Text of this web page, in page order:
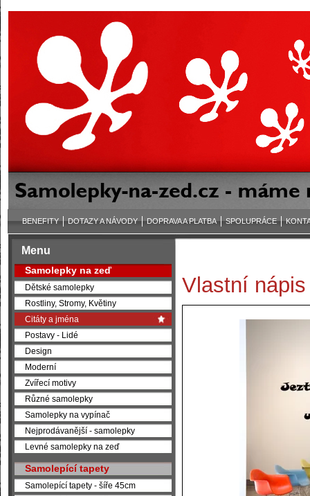
Vlastní nápis
Menu
Samolepky na zeď
Dětské samolepky
Rostliny, Stromy, Květiny
Citáty a jména
Postavy - Lidé
Design
Moderní
Zvířecí motivy
Různé samolepky
Samolepky na vypínač
Nejprodávanější - samolepky
Levné samolepky na zeď
Samolepící tapety
Samolepící tapety - šíře 45cm
BENEFITY DOTAZY A NÁVODY DOPRAVA A PLATBA SPOLUPRÁCE